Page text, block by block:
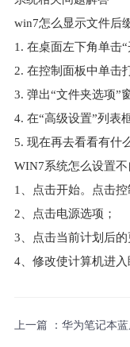
win7怎么显示文件后
1. 在桌面左下角单击
2. 在控制面板中单击
3. 弹出“文件夹选项”
4. 在“高级设置”列表
5. 现在再去看看有什
WIN7系统怎么设置不
1、点击开始。点击控
2、点击电源选项；
3、点击当前计划后的
4、修改使计算机进
上一篇 ： 华为笔记本